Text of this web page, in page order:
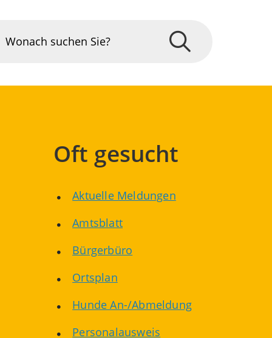
Oft gesucht
Aktuelle Meldungen
Amtsblatt
Bürgerbüro
Ortsplan
Hunde An-/Abmeldung
Personalausweis